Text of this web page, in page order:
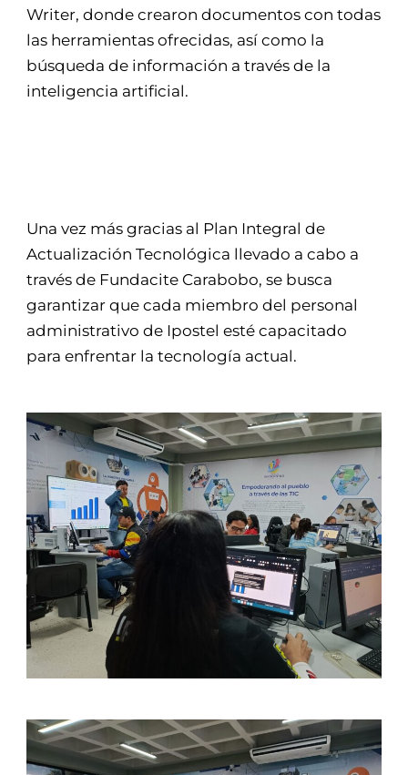
Writer, donde crearon documentos con todas
las herramientas ofrecidas, así como la
búsqueda de información a través de la
inteligencia artificial.
Una vez más gracias al Plan Integral de
Actualización Tecnológica llevado a cabo a
través de Fundacite Carabobo, se busca
garantizar que cada miembro del personal
administrativo de Ipostel esté capacitado
para enfrentar la tecnología actual.